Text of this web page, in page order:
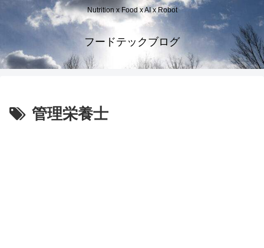
Nutrition x Food x AI x Robot
フードテックブログ
管理栄養士